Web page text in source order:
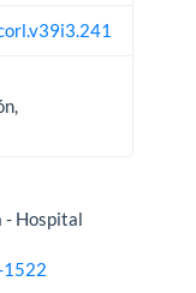
- Hospital